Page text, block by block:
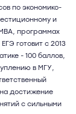
по экономико-
и
программах
готовит с 2013
- 100 баллов,
в МГУ,
достижение
с сильными